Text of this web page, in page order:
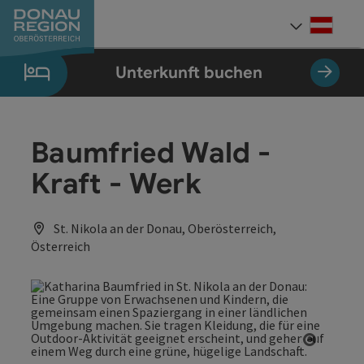
Zum Inhalt
Zur Navigation
Zum Seitenanfang
Zur Kontaktseite
Zum Impressum
Zur Startseite
Unterkunft buchen
Baumfried Wald -
Kraft - Werk
St. Nikola an der Donau, Oberösterreich,
Österreich